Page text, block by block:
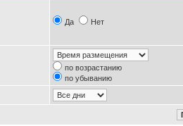
Да Нет
по возрастанию
по убыванию